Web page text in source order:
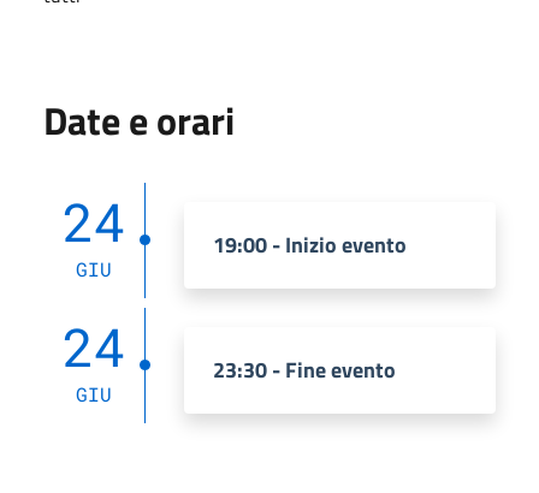
Date e orari
24
GIU
19:00 - Inizio evento
24
GIU
23:30 - Fine evento